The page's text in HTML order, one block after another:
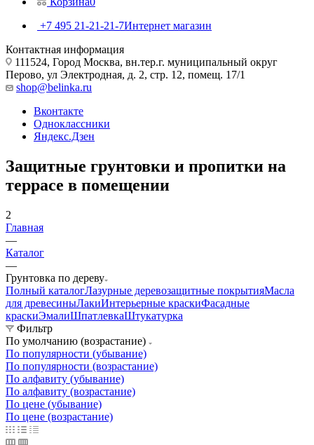
+7 495 21-21-21-7Интернет магазин
Контактная информация
111524, Город Москва, вн.тер.г. муниципальный округ
Перово, ул Электродная, д. 2, стр. 12, помещ. 17/1
shop@belinka.ru
Вконтакте
Одноклассники
Яндекс.Дзен
Защитные грунтовки и пропитки на
террасе в помещении
2
Главная
—
Каталог
—
Грунтовка по дереву
Полный каталогЛазурные деревозащитные покрытияМасла
для древесиныЛакиИнтерьерные краскиФасадные
краскиЭмалиШпатлевкаШтукатурка
Фильтр
По умолчанию (возрастание)
По популярности (убывание)
По популярности (возрастание)
По алфавиту (убывание)
По алфавиту (возрастание)
По цене (убывание)
По цене (возрастание)